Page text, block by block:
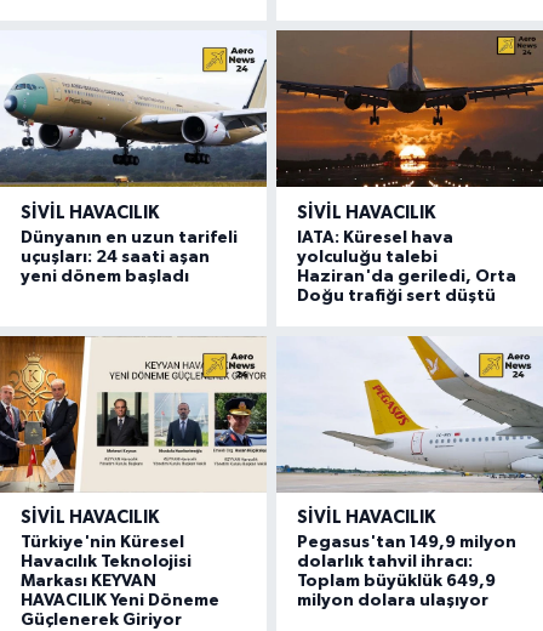
SIVIL HAVACILIK
Dünyanın en uzun tarifeli
uçuşları: 24 saati aşan
yeni dönem başladı
SIVIL HAVACILIK
IATA: Küresel hava
yolculuğu talebi
Haziran'da geriledi, Orta
Doğu trafiği sert düştü
SIVIL HAVACILIK
Türkiye'nin Küresel
Havacılık Teknolojisi
Markası KEYVAN
HAVACILIK Yeni Döneme
Güçlenerek Giriyor
SIVIL HAVACILIK
Pegasus'tan 149,9 milyon
dolarlık tahvil ihracı:
Toplam büyüklük 649,9
milyon dolara ulaşıyor